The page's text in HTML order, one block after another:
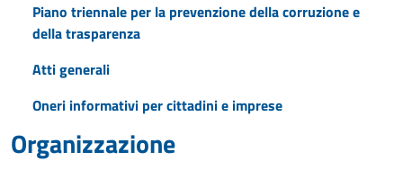
Piano triennale per la prevenzione della corruzione e
della trasparenza
Atti generali
Oneri informativi per cittadini e imprese
Organizzazione